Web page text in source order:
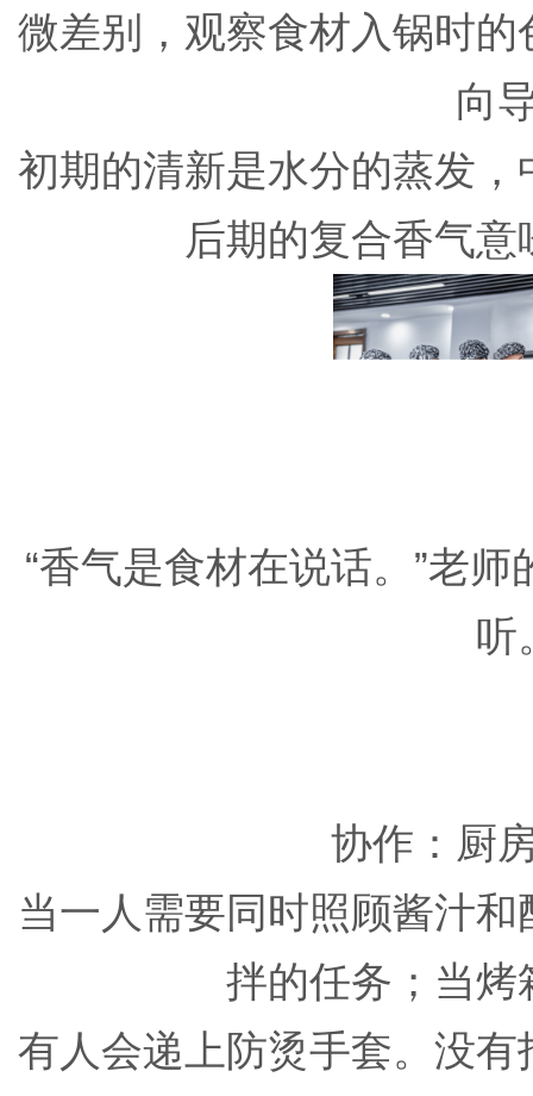
微差别，观察食材入锅时
向
初期的清新是水分的蒸发
后期的复合香气
“香气是食材在说话。”老
听
协作：厨
当一人需要同时照顾酱汁
拌的任务；当烤
有人会递上防烫手套。没